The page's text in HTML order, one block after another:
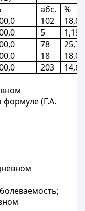
абс.
%
102
18,05
5
1,19
78
25,7
18
18,0
203 14,63
формуле (Г.А.